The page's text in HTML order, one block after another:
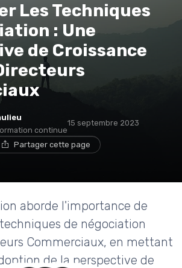
Les Techniques
: Une
de Croissance
continue
15 septembre 2023
Partager cette page
aborde l'importance de
de négociation
Commerciaux, en mettant
de la perspective de